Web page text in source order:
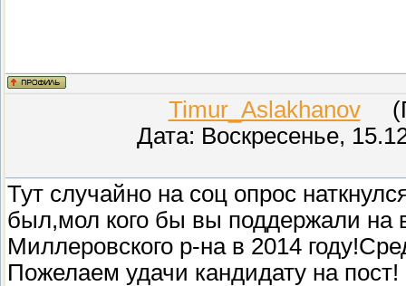
Timur_Aslakhanov
Дата: Воскресенье,
Тут случайно на соц опрос
был,мол кого бы вы поддержали на
Миллеровского р-на в 2014
Пожелаем удачи кандидату на пост!